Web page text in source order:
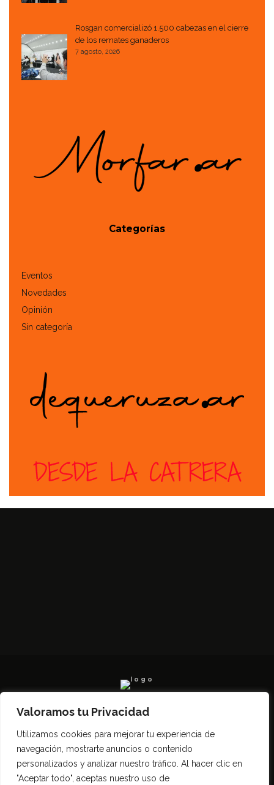
Valoramos tu Privacidad
Utilizamos cookies para mejorar tu experiencia de
navegación, mostrarte anuncios o contenido
personalizados y analizar nuestro tráfico. Al hacer clic en
"Aceptar todo", aceptas nuestro uso de
Rosgan comercializó 1.500 cabezas en el cierre
de los remates ganaderos
7 agosto, 2026
Categorías
Eventos
Novedades
Opinión
Sin categoría
(2023)